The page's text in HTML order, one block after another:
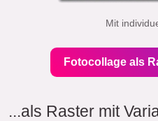
Mit
Fotocollage als
...als Raster mit